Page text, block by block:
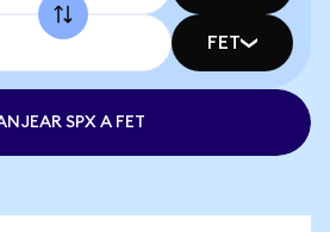
FET
SPX A FET